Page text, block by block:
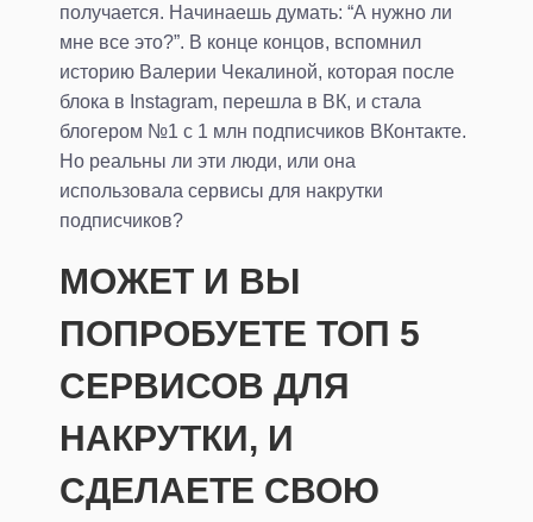
получается. Начинаешь думать: “А нужно ли
мне все это?”. В конце концов, вспомнил
историю Валерии Чекалиной, которая после
блока в Instagram, перешла в ВК, и стала
блогером №1 с 1 млн подписчиков ВКонтакте.
Но реальны ли эти люди, или она
использовала сервисы для накрутки
подписчиков?
МОЖЕТ И ВЫ
ПОПРОБУЕТЕ ТОП 5
СЕРВИСОВ ДЛЯ
НАКРУТКИ, И
СДЕЛАЕТЕ СВОЮ